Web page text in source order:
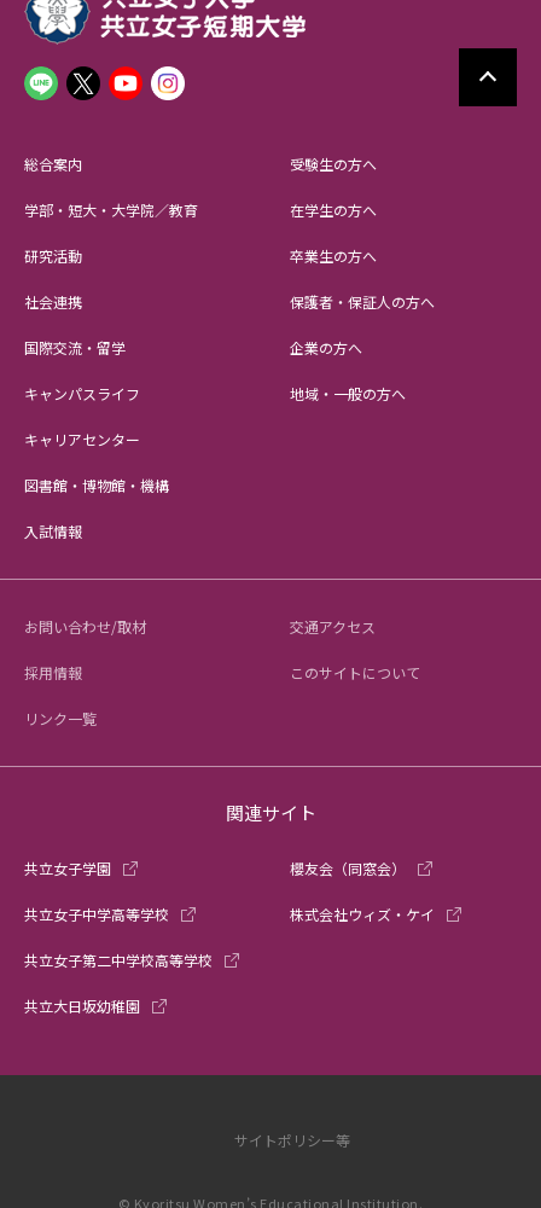
総合案内
学部・短大・大学院／教育
研究活動
社会連携
国際交流・留学
キャンパスライフ
キャリアセンター
図書館・博物館・機構
入試情報
受験生の方へ
在学生の方へ
卒業生の方へ
保護者・保証人の方へ
企業の方へ
地域・一般の方へ
お問い合わせ/取材 交通アクセス
採用情報 このサイトについて
リンク一覧
関連サイト
共立女子学園
共立女子中学高等学校
共立女子第二中学校高等学校
共立大日坂幼稚園
櫻友会（同窓会）
株式会社ウィズ・ケイ
© Kyoritsu Women’s Educational Institution.
サイトポリシー等